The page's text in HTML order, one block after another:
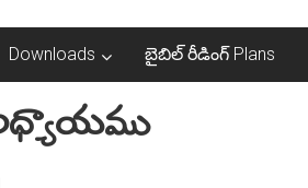
Downloads బైబిల్ రీడింగ్ Plans